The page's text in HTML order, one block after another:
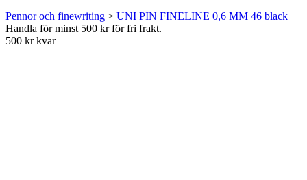
Pennor och finewriting > UNI PIN FINELINE 0,6 MM 46 black
Handla för minst 500 kr för fri frakt.
500 kr kvar